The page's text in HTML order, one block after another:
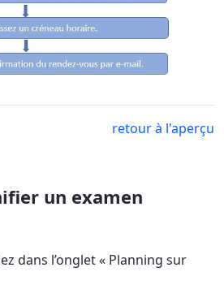
retour à l'aperçu
un examen
dans l’onglet « Planning sur